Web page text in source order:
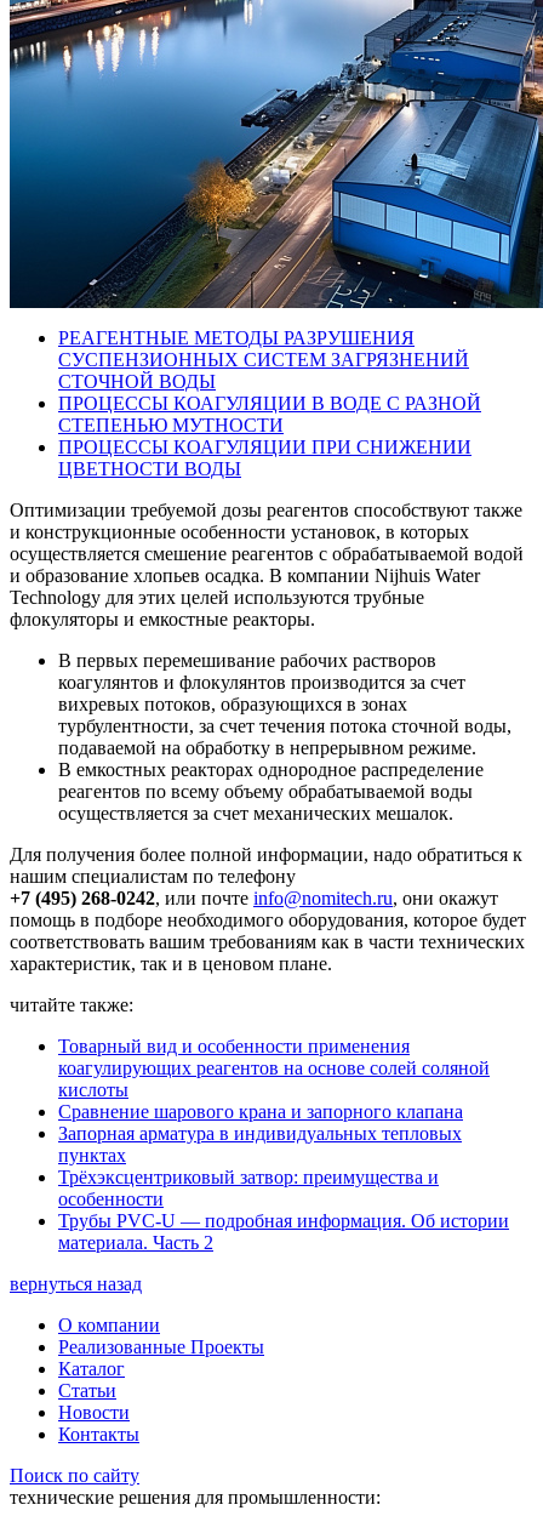
РЕАГЕНТНЫЕ МЕТОДЫ РАЗРУШЕНИЯ
СУСПЕНЗИОННЫХ СИСТЕМ ЗАГРЯЗНЕНИЙ
СТОЧНОЙ ВОДЫ
ПРОЦЕССЫ КОАГУЛЯЦИИ В ВОДЕ С РАЗНОЙ
СТЕПЕНЬЮ МУТНОСТИ
ПРОЦЕССЫ КОАГУЛЯЦИИ ПРИ СНИЖЕНИИ
ЦВЕТНОСТИ ВОДЫ
Оптимизации требуемой дозы реагентов способствуют также
и конструкционные особенности установок, в которых
осуществляется смешение реагентов с обрабатываемой водой
и образование хлопьев осадка. В компании Nijhuis Water
Technology для этих целей используются трубные
флокуляторы и емкостные реакторы.
В первых перемешивание рабочих растворов
коагулянтов и флокулянтов производится за счет
вихревых потоков, образующихся в зонах
турбулентности, за счет течения потока сточной воды,
подаваемой на обработку в непрерывном режиме.
В емкостных реакторах однородное распределение
реагентов по всему объему обрабатываемой воды
осуществляется за счет механических мешалок.
Для получения более полной информации, надо обратиться к
нашим специалистам по телефону
+7 (495) 268-0242, или почте info@nomitech.ru, они окажут
помощь в подборе необходимого оборудования, которое будет
соответствовать вашим требованиям как в части технических
характеристик, так и в ценовом плане.
читайте также:
Товарный вид и особенности применения
коагулирующих реагентов на основе солей соляной
кислоты
Сравнение шарового крана и запорного клапана
Запорная арматура в индивидуальных тепловых
пунктах
Трёхэксцентриковый затвор: преимущества и
особенности
Трубы PVC-U — подробная информация. Об истории
материала. Часть 2
вернуться назад
О компании
Реализованные Проекты
Каталог
Статьи
Новости
Контакты
Поиск по сайту
технические решения для промышленности: